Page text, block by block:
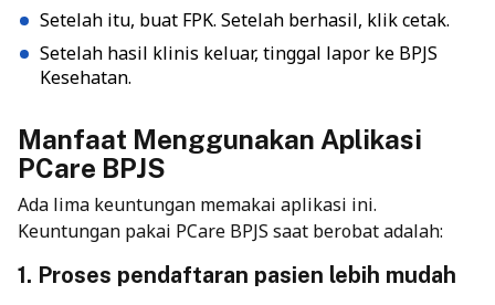
Setelah itu, buat FPK. Setelah berhasil, klik cetak.
Setelah hasil klinis keluar, tinggal lapor ke BPJS
Kesehatan.
Manfaat Menggunakan Aplikasi
PCare BPJS
Ada lima keuntungan memakai aplikasi ini.
Keuntungan pakai PCare BPJS saat berobat adalah:
1. Proses pendaftaran pasien lebih mudah